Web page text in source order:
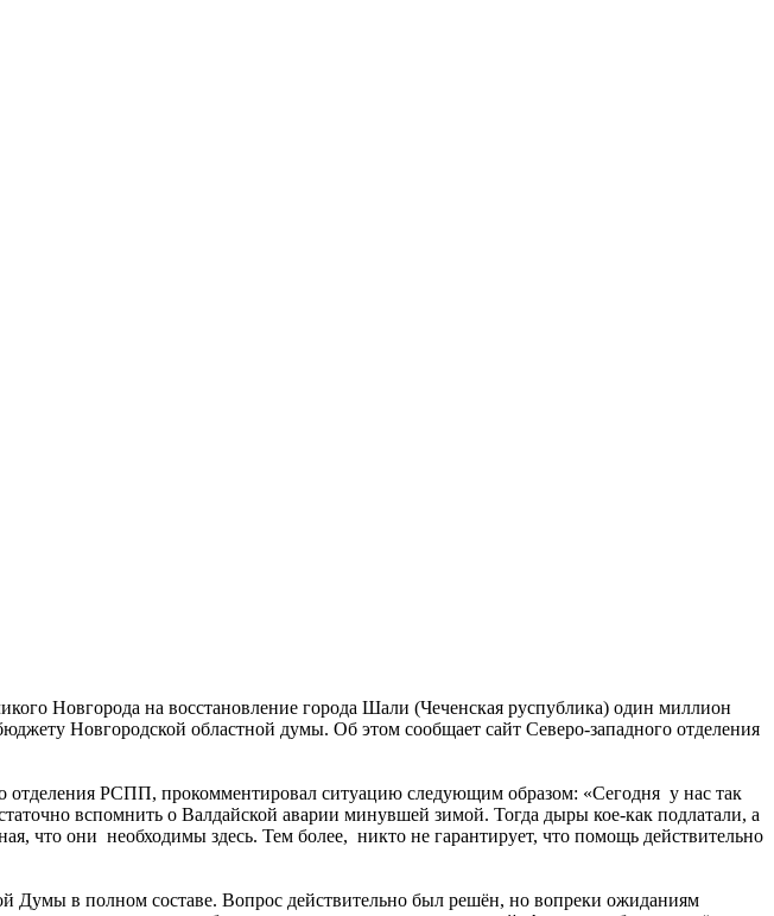
Новгорода на восстановление города Шали (Чеченская руспублика) один миллион
Новгородской областной думы. Об этом сообщает сайт Северо-западного отделения
отделения РСПП, прокомментировал ситуацию следующим образом: «Сегодня у нас так
вспомнить о Валдайской аварии минувшей зимой. Тогда дыры кое-как подлатали, а
что они необходимы здесь. Тем более, никто не гарантирует, что помощь действительно
Думы в полном составе. Вопрос действительно был решён, но вопреки ожиданиям